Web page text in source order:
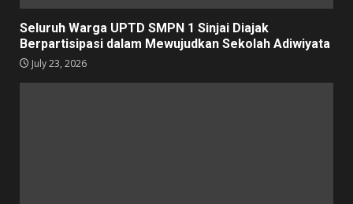
Seluruh Warga UPTD SMPN 1 Sinjai Diajak
Berpartisipasi dalam Mewujudkan Sekolah Adiwiyata
July 23, 2026